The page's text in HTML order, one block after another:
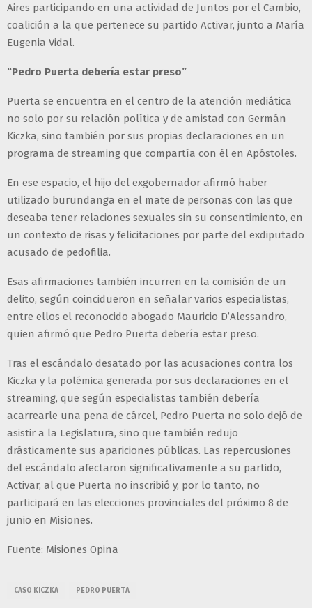
Aires participando en una actividad de Juntos por el Cambio,
coalición a la que pertenece su partido Activar, junto a María
Eugenia Vidal.
“Pedro Puerta debería estar preso”
Puerta se encuentra en el centro de la atención mediática
no solo por su relación política y de amistad con Germán
Kiczka, sino también por sus propias declaraciones en un
programa de streaming que compartía con él en Apóstoles.
En ese espacio, el hijo del exgobernador afirmó haber
utilizado burundanga en el mate de personas con las que
deseaba tener relaciones sexuales sin su consentimiento, en
un contexto de risas y felicitaciones por parte del exdiputado
acusado de pedofilia.
Esas afirmaciones también incurren en la comisión de un
delito, según coincidueron en señalar varios especialistas,
entre ellos el reconocido abogado Mauricio D’Alessandro,
quien afirmó que Pedro Puerta debería estar preso.
Tras el escándalo desatado por las acusaciones contra los
Kiczka y la polémica generada por sus declaraciones en el
streaming, que según especialistas también debería
acarrearle una pena de cárcel, Pedro Puerta no solo dejó de
asistir a la Legislatura, sino que también redujo
drásticamente sus apariciones públicas. Las repercusiones
del escándalo afectaron significativamente a su partido,
Activar, al que Puerta no inscribió y, por lo tanto, no
participará en las elecciones provinciales del próximo 8 de
junio en Misiones.
Fuente: Misiones Opina
CASO KICZKA PEDRO PUERTA